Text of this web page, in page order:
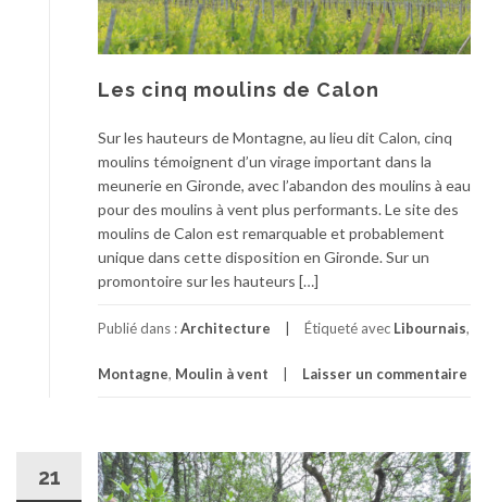
Les cinq moulins de Calon
Sur les hauteurs de Montagne, au lieu dit Calon, cinq
moulins témoignent d’un virage important dans la
meunerie en Gironde, avec l’abandon des moulins à eau
pour des moulins à vent plus performants. Le site des
moulins de Calon est remarquable et probablement
unique dans cette disposition en Gironde. Sur un
promontoire sur les hauteurs […]
Publié dans :Architecture Étiqueté avec Libournais,
Montagne, Moulin à vent Laisser un commentaire
21